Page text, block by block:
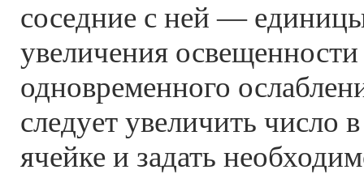
соседние с ней —
увеличения
одновременного
следует увеличить число
ячейке и задать